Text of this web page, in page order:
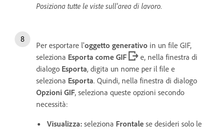
Posiziona tutte le viste sull'area di lavoro.
Per esportare l'oggetto generativo in un file GIF,
seleziona Esporta come GIF
e, nella finestra di
dialogo Esporta, digita un nome per il file e
seleziona Esporta. Quindi, nella finestra di dialogo
Opzioni GIF, seleziona queste opzioni secondo
necessità:
Visualizza: seleziona Frontale se desideri solo le